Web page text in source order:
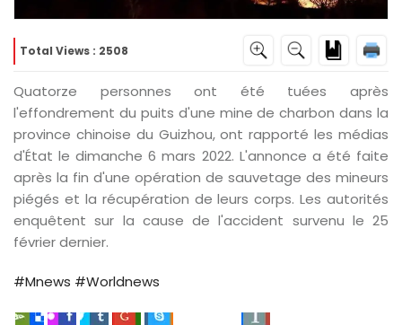
Total Views : 2508
Quatorze personnes ont été tuées après
l'effondrement du puits d'une mine de charbon dans la
province chinoise du Guizhou, ont rapporté les médias
d'État le dimanche 6 mars 2022. L'annonce a été faite
après la fin d'une opération de sauvetage des mineurs
piégés et la récupération de leurs corps. Les autorités
enquêtent sur la cause de l'accident survenu le 25
février dernier.
#Mnews #Worldnews